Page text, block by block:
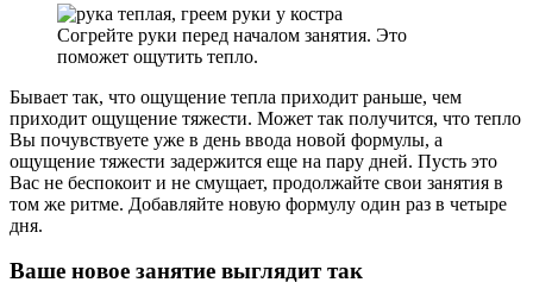
Согрейте руки перед началом занятия. Это
поможет ощутить тепло.
Бывает так, что ощущение тепла приходит раньше, чем
приходит ощущение тяжести. Может так получится, что тепло
Вы почувствуете уже в день ввода новой формулы, а
ощущение тяжести задержится еще на пару дней. Пусть это
Вас не беспокоит и не смущает, продолжайте свои занятия в
том же ритме. Добавляйте новую формулу один раз в четыре
дня.
Ваше новое занятие выглядит так